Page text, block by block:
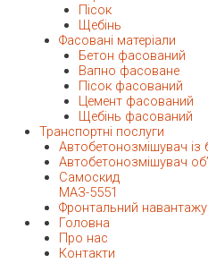
Пісок
Щебінь
Фасовані матеріали
Бетон фасований
Вапно фасоване
Пісок фасований
Цемент фасований
Щебінь фасований
Транспортні послуги
Автобетонозмішувач
Автобетонозмішувач
Самоскид
МАЗ-5551
Фронтальний
Головна
Про нас
Контакти